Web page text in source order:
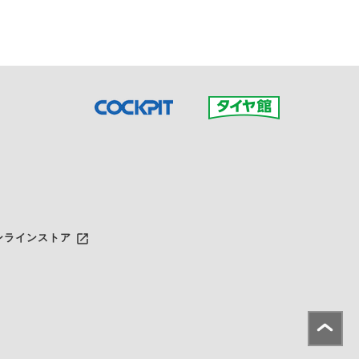
ラインストア launch